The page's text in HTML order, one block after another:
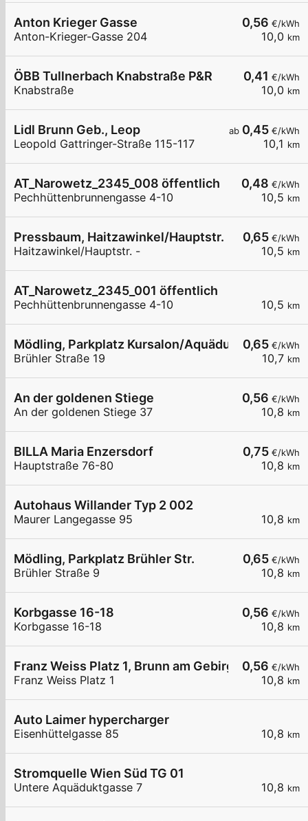
0,56 €/kWh
10,0 km
Anton Krieger Gasse
Anton-Krieger-Gasse 204
0,41 €/kWh
10,0 km
ÖBB Tullnerbach Knabstraße P&R
Knabstraße
ab 0,45 €/kWh
10,1 km
Lidl Brunn Geb., Leop
Leopold Gattringer-Straße 115-117
0,48 €/kWh
10,5 km
AT_Narowetz_2345_008 öffentlich
Pechhüttenbrunnengasse 4-10
0,65 €/kWh
10,5 km
Pressbaum, Haitzawinkel/Hauptstr.
Haitzawinkel/Hauptstr. -
10,5 km
AT_Narowetz_2345_001 öffentlich
Pechhüttenbrunnengasse 4-10
0,65 €/kWh
10,7 km
Mödling, Parkplatz Kursalon/Aquädukt
Brühler Straße 19
0,56 €/kWh
10,8 km
An der goldenen Stiege
An der goldenen Stiege 37
0,75 €/kWh
10,8 km
BILLA Maria Enzersdorf
Hauptstraße 76-80
10,8 km
Autohaus Willander Typ 2 002
Maurer Langegasse 95
0,65 €/kWh
10,8 km
Mödling, Parkplatz Brühler Str.
Brühler Straße 9
0,56 €/kWh
10,8 km
Korbgasse 16-18
Korbgasse 16-18
0,56 €/kWh
10,8 km
Franz Weiss Platz 1, Brunn am Gebirge
Franz Weiss Platz 1
10,8 km
Auto Laimer hypercharger
Eisenhüttelgasse 85
10,8 km
Stromquelle Wien Süd TG 01
Untere Aquäduktgasse 7